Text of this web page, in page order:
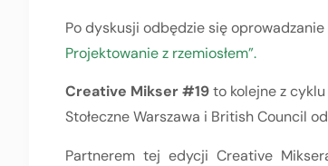
Po dyskusji odbędzie się
Projektowanie z rzemiosłem”.
Creative Mikser #19to kolejne z
Stołeczne Warszawa i British Council od
Partnerem tej edycji Creative